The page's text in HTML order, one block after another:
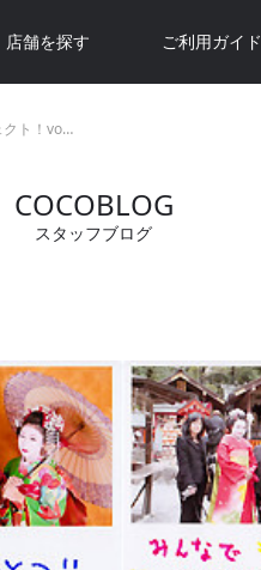
店舗を探す ご利用ガイド
クト！vo…
COCOBLOG
スタッフブログ